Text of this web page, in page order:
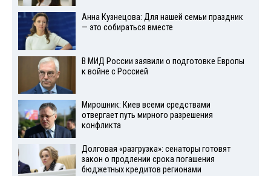
Анна Кузнецова: Для нашей семьи праздник
— это собираться вместе
В МИД России заявили о подготовке Европы
к войне с Россией
Мирошник: Киев всеми средствами
отвергает путь мирного разрешения
конфликта
Долговая «разгрузка»: сенаторы готовят
закон о продлении срока погашения
бюджетных кредитов регионами